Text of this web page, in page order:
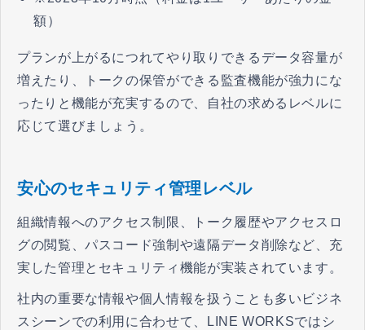
額）
プランが上がるにつれてやり取りできるデータ容量が
増えたり、トークの保管ができる監査機能が強力にな
ったりと機能が充実するので、自社の求めるレベルに
応じて選びましょう。
安心のセキュリティ管理レベル
組織情報へのアクセス制限、トーク履歴やアクセスロ
グの閲覧、パスコード強制や遠隔データ削除など、充
実した管理とセキュリティ機能が実装されています。
社内の重要な情報や個人情報を扱うことも多いビジネ
スシーンでの利用に合わせて、LINE WORKSではシ